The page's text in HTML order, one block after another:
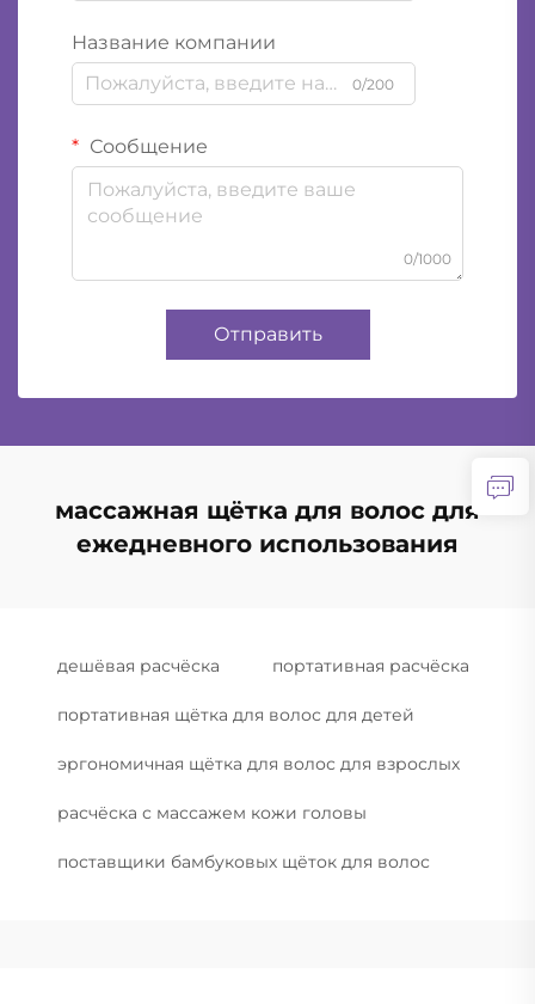
Название компании
0/200
Сообщение
0/1000
Отправить
массажная щётка для волос для
ежедневного использования
дешёвая расчёска портативная расчёска
портативная щётка для волос для детей
эргономичная щётка для волос для взрослых
расчёска с массажем кожи головы
поставщики бамбуковых щёток для волос